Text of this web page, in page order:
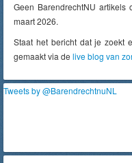
Geen BarendrechtNU artikels
maart 2026.
Staat het bericht dat je zoekt
gemaakt via de live blog van
Tweets by @BarendrechtnuNL